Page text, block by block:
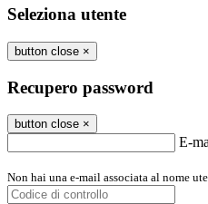
Seleziona utente
button close ×
Recupero password
button close ×
E-
Non hai una e-mail associata al nome